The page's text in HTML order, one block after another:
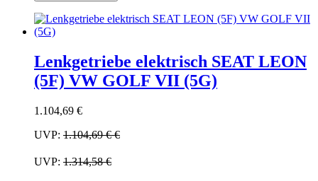
Lenkgetriebe elektrisch SEAT LEON
(5F) VW GOLF VII (5G)
1.104,69 €
UVP: 1.104,69 €€
UVP: 1.314,58 €